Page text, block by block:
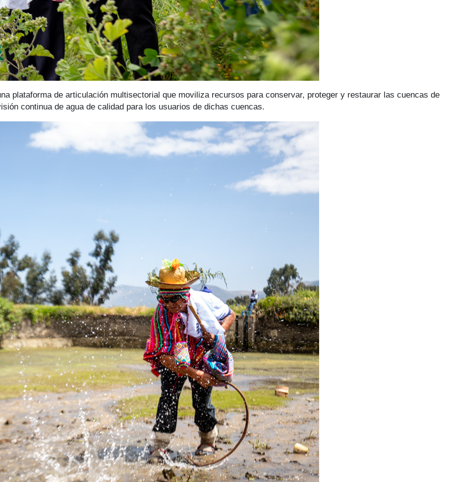
plataforma de articulación multisectorial que moviliza recursos para conservar, proteger y restaurar las cuencas de
continua de agua de calidad para los usuarios de dichas cuencas.